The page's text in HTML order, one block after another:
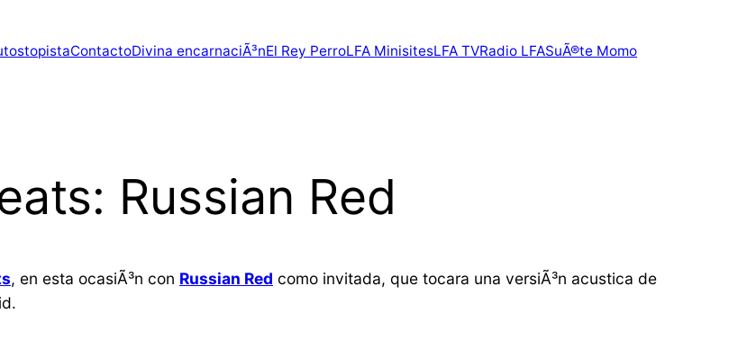
ContactoDivina encarnaciÃ³nEl Rey PerroLFA MinisitesLFA TVRadio LFASuÃ®te Momo
Russian Red
, en esta ocasiÃ³n con Russian Red como invitada, que tocara una versiÃ³n acustica de